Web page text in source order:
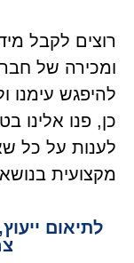
רוצים לקבל
ומכירה של
להיפגש עימנו
כן, פנו אלינו
לענות על כל
מקצועית
לתיאום